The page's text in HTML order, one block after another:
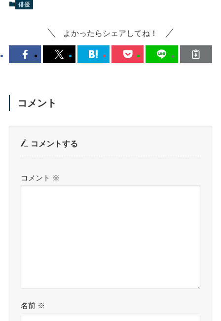
俳優
よかったらシェアしてね！
コメント
コメントする
コメント ※
名前 ※